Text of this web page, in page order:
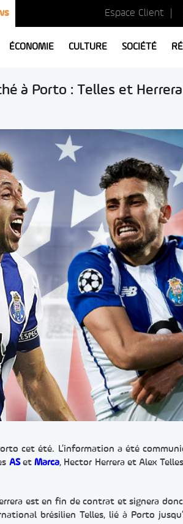
Espace Client
ÉCONOMIE CULTURE SOCIÉTÉ
à Porto : Telles et Herrera
cet été. L’information a été
AS etMarca, Hector Herrera et Alex
est en fin de contrat et signera
brésilien Telles, lié à Porto